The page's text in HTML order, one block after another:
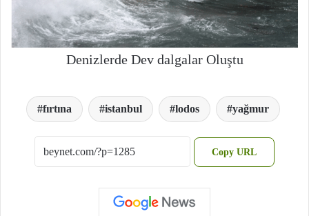
Denizlerde Dev dalgalar Oluştu
fırtına istanbul lodos yağmur
Copy URL